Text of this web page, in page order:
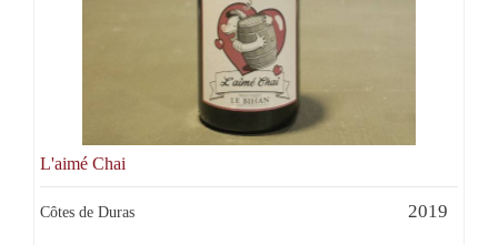
L'aimé Chai
Côtes de Duras 2019